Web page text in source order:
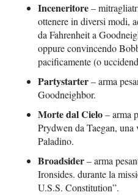
Inceneritore–
ottenere in diversi modi,
da Fahrenheit a
oppure convincendo
pacificamente (o
Partystarter– arma
Goodneighbor.
Morte dal Cielo– arma
Prydwen da Taegan,
Paladino.
Broadsider– arma
Ironsides. durante la
U.S.S. Constitution”.